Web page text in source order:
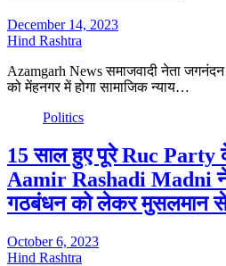
December 14, 2023
Hind Rashtra
Azamgarh News समाजवादी नेता
को मेंहनगर में होगा सामाजिक न्याय…
Politics
15 साल हुए पूरे Ruc Party
Aamir Rashadi Madni
गठबंधन को लेकर मुसलमान
October 6, 2023
Hind Rashtra